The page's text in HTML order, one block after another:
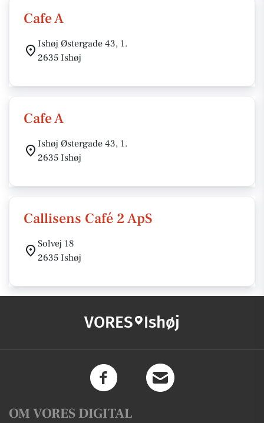
Cafe A
Ishøj Østergade 43, 1.
2635 Ishøj
Cafe A
Ishøj Østergade 43, 1.
2635 Ishøj
Callisens Café 2 ApS
Solvej 18
2635 Ishøj
VORES Ishøj
OM VORES DIGITAL